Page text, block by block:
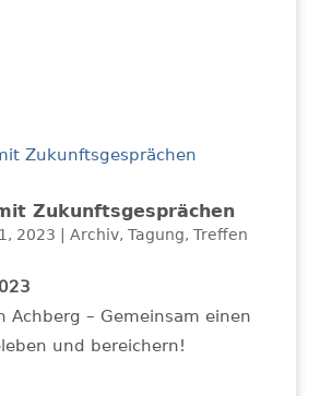
Zukunftsgesprächen
2023 Archiv, Tagung, Treffen
Achberg – Gemeinsam einen
und bereichern!